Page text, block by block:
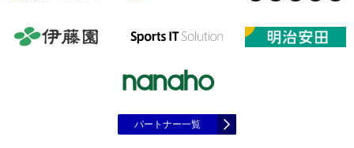
パートナー一覧